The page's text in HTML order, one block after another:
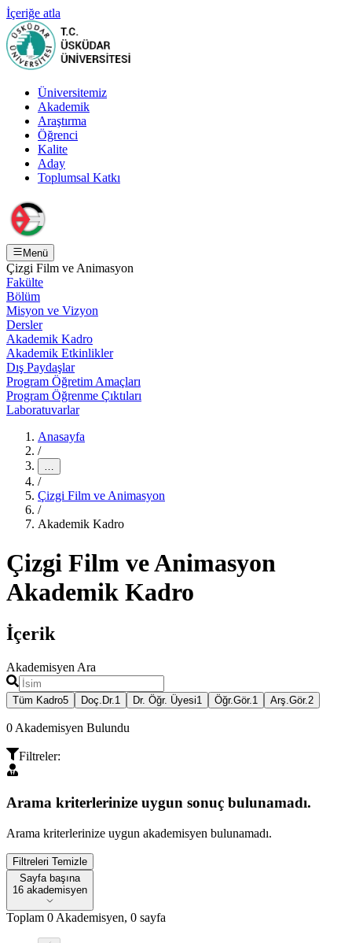
İçeriğe atla
Üniversitemiz
Akademik
Araştırma
Öğrenci
Kalite
Aday
Toplumsal Katkı
Menü
Çizgi Film ve Animasyon
Fakülte
Bölüm
Misyon ve Vizyon
Dersler
Akademik Kadro
Akademik Etkinlikler
Dış Paydaşlar
Program Öğretim Amaçları
Program Öğrenme Çıktıları
Laboratuvarlar
Anasayfa
/
…
/
Çizgi Film ve Animasyon
/
Akademik Kadro
Çizgi Film ve Animasyon
Akademik Kadro
İçerik
Akademisyen Ara
Tüm Kadro5 Doç.Dr.1 Dr. Öğr. Üyesi1 Öğr.Gör.1 Arş.Gör.2
0 Akademisyen Bulundu
Filtreler:
Arama kriterlerinize uygun sonuç bulunamadı.
Arama kriterlerinize uygun akademisyen bulunamadı.
Filtreleri Temizle
Sayfa başına
Sayfa başına
16 akademisyen
Toplam 0 Akademisyen, 0 sayfa